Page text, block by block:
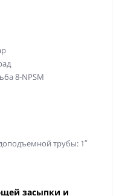
8-NPSM
трубы: 1″
засыпки и